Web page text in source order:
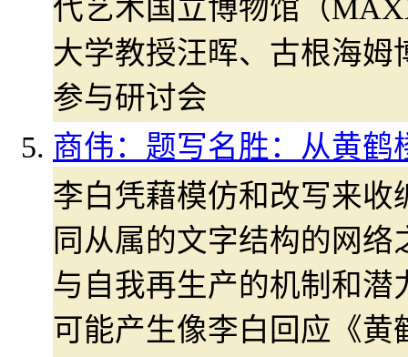
代艺术国立博物馆（
大学教授汪晖、古根海
参与研讨会
商伟：题写名胜：从黄鹤
李白凭藉模仿和改写来
同从属的文字结构的网
与自我再生产的机制和
可能产生像李白回应《